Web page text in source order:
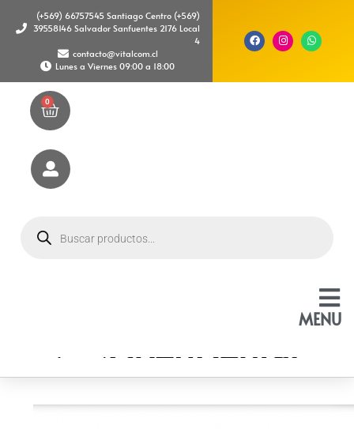
(+569) 66757545 Santiago Centro (+569)
39558146 Salvador Sanfuentes 2176 Local
4
contacto@vitalcom.cl
Lunes a Viernes 09:00 a 18:00
MENU
0